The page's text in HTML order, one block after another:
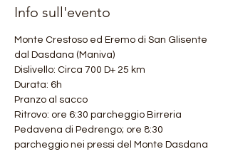
Info sull'evento
Monte Crestoso ed Eremo di San Glisente
dal Dasdana (Maniva)
Dislivello: Circa 700 D+ 25 km
Durata: 6h
Pranzo al sacco
Ritrovo: ore 6:30 parcheggio Birreria
Pedavena di Pedrengo; ore 8:30
parcheggio nei pressi del Monte Dasdana